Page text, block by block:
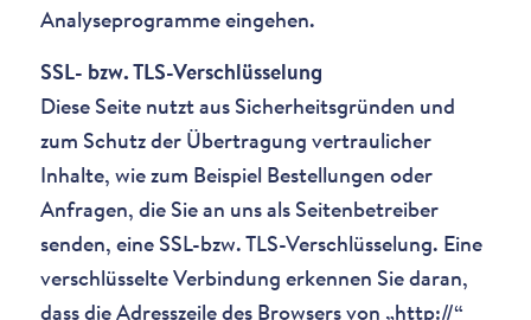
Analyseprogramme eingehen.
SSL- bzw. TLS-Verschlüsselung
Diese Seite nutzt aus Sicherheitsgründen und
zum Schutz der Übertragung vertraulicher
Inhalte, wie zum Beispiel Bestellungen oder
Anfragen, die Sie an uns als Seitenbetreiber
senden, eine SSL-bzw. TLS-Verschlüsselung. Eine
verschlüsselte Verbindung erkennen Sie daran,
dass die Adresszeile des Browsers von „http://“